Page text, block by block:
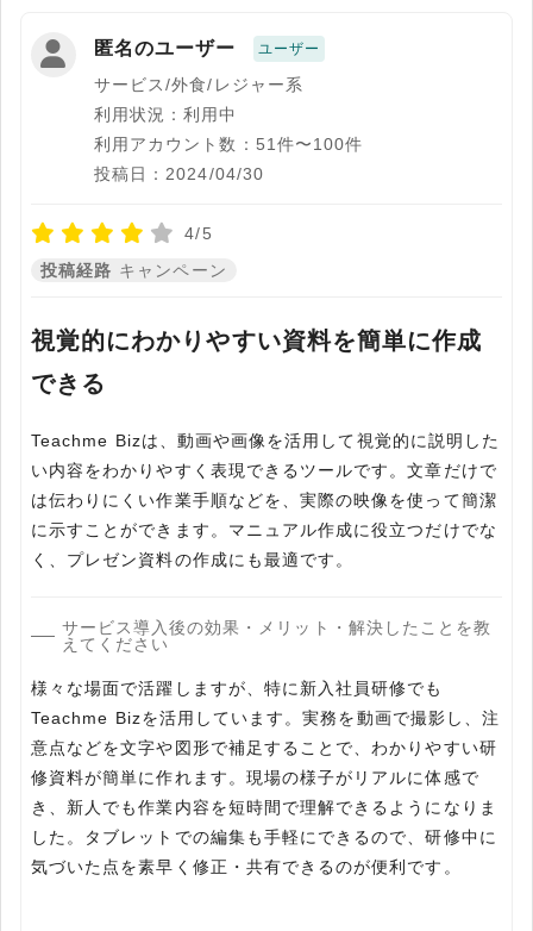
匿名のユーザー ユーザー
サービス/外食/レジャー系
利用状況：利用中
利用アカウント数：51件〜100件
投稿日：2024/04/30
4/5
投稿経路 キャンペーン
視覚的にわかりやすい資料を簡単に作成
できる
Teachme Bizは、動画や画像を活用して視覚的に説明した
い内容をわかりやすく表現できるツールです。文章だけで
は伝わりにくい作業手順などを、実際の映像を使って簡潔
に示すことができます。マニュアル作成に役立つだけでな
く、プレゼン資料の作成にも最適です。
サービス導入後の効果・メリット・解決したことを教
えてください
様々な場面で活躍しますが、特に新入社員研修でも
Teachme Bizを活用しています。実務を動画で撮影し、注
意点などを文字や図形で補足することで、わかりやすい研
修資料が簡単に作れます。現場の様子がリアルに体感で
き、新人でも作業内容を短時間で理解できるようになりま
した。タブレットでの編集も手軽にできるので、研修中に
気づいた点を素早く修正・共有できるのが便利です。